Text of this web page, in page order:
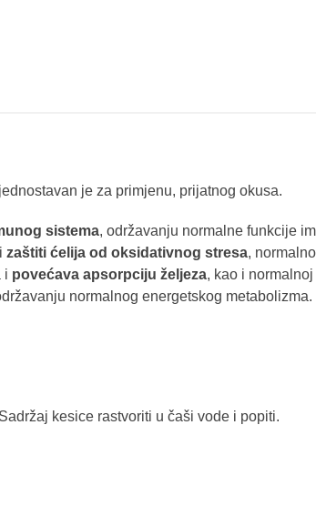
je za primjenu, prijatnog okusa.
sistema, održavanju normalne funkcije
zaštiti ćelija od oksidativnog stresa,
i povećava apsorpciju željeza, kao i normalnoj
normalnog energetskog metabolizma.
kesice rastvoriti u čaši vode i popiti.